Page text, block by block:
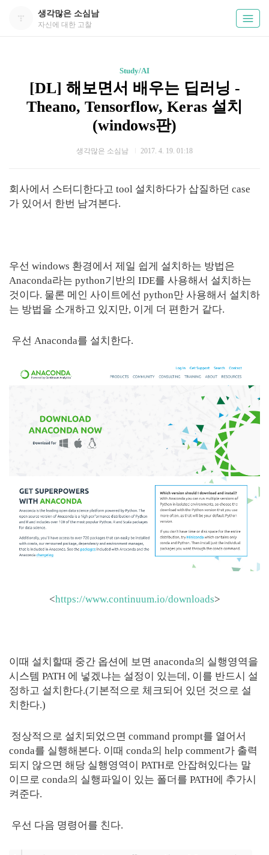
생각많은 소심남
자신에 대한 고찰
Study/AI
[DL] 해보면서 배우는 딥러닝 -
Theano, Tensorflow, Keras 설치
(windows판)
생각많은 소심남 2017. 4. 19. 01:18
회사에서 스터디한다고 tool 설치하다가 삽질하던 case
가 있어서 한번 남겨본다.
우선 windows 환경에서 제일 쉽게 설치하는 방법은
Anaconda라는 python기반의 IDE를 사용해서 설치하는
것이다. 물론 메인 사이트에선 python만 사용해서 설치하
는 방법을 소개하고 있지만, 이게 더 편한거 같다.
우선 Anaconda를 설치한다.
<https://www.continuum.io/downloads>
이때 설치할때 중간 옵션에 보면 anaconda의 실행영역을
시스템 PATH 에 넣겠냐는 설정이 있는데, 이를 반드시 설
정하고 설치한다.(기본적으로 체크되어 있던 것으로 설
치한다.)
정상적으로 설치되었으면 command prompt를 열어서
conda를 실행해본다. 이때 conda의 help comment가 출력
되지 않으면 해당 실행영역이 PATH로 안잡혀있다는 말
이므로 conda의 실행파일이 있는 폴더를 PATH에 추가시
켜준다.
우선 다음 명령어를 친다.